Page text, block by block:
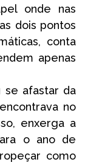
onde nas
dois pontos
conta
apenas
se afastar da
no
enxerga a
o ano de
como